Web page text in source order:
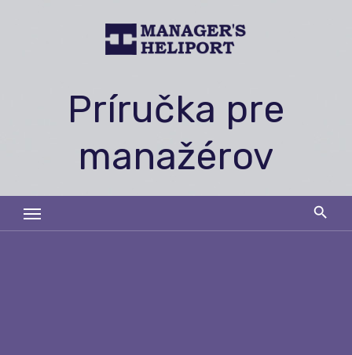
Príručka pre
manažérov